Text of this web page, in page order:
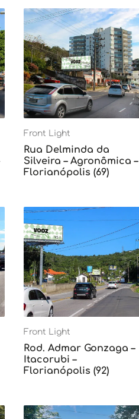
Front Light
Rua Delminda da
Silveira – Agronômica –
Florianópolis (69)
Front Light
Rod. Admar Gonzaga –
Itacorubi –
Florianópolis (92)